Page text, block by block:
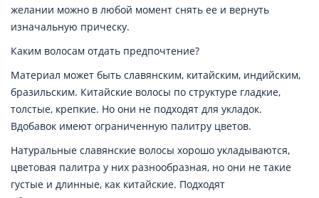
желании можно в любой момент снять ее и вернуть
изначальную прическу.
Каким волосам отдать предпочтение?
Материал может быть славянским, китайским, индийским,
бразильским. Китайские волосы по структуре гладкие,
толстые, крепкие. Но они не подходят для укладок.
Вдобавок имеют ограниченную палитру цветов.
Натуральные славянские волосы хорошо укладываются,
цветовая палитра у них разнообразная, но они не такие
густые и длинные, как китайские. Подходят